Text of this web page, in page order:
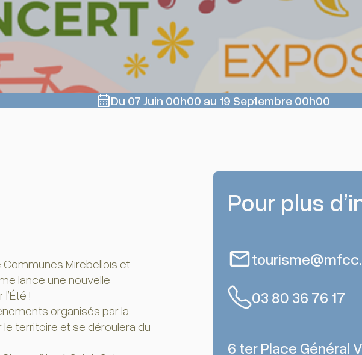
Du 07 Juin 00h00 au 19 Septembre 00h00
Mirebellois et
lance une nouvelle
!
organisés par la
territoire et se déroulera du
Pour plus
03 80 36 76 17
6 ter Place Général